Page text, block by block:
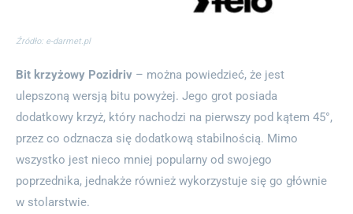
Źródło: e-darmet.pl
Bit krzyżowy Pozidriv – można powiedzieć, że jest
ulepszoną wersją bitu powyżej. Jego grot posiada
dodatkowy krzyż, który nachodzi na pierwszy pod kątem 45°,
przez co odznacza się dodatkową stabilnością. Mimo
wszystko jest nieco mniej popularny od swojego
poprzednika, jednakże również wykorzystuje się go głównie
w stolarstwie.